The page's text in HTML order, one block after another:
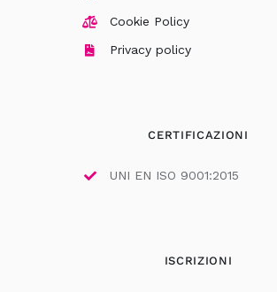
Cookie Policy
Privacy policy
CERTIFICAZIONI
UNI EN ISO 9001:2015
ISCRIZIONI